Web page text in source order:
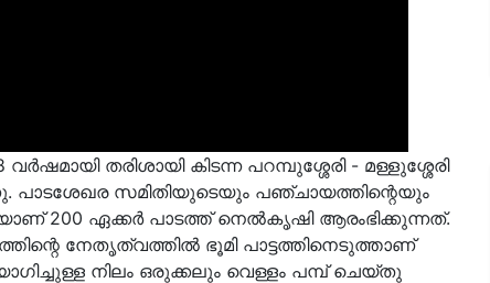
തരിശായി കിടന്ന പറമ്പുശ്ശേരി - മള്ളുശ്ശേരി
പാടശേഖര സമിതിയുടെയും പഞ്ചായത്തിന്റെയും
200 ഏക്കർ പാടത്ത് നെൽകൃഷി ആരംഭിക്കുന്നത്.
നേതൃത്വത്തിൽ ഭൂമി പാട്ടത്തിനെടുത്താണ്
നിലം ഒരുക്കലും വെള്ളം പമ്പ് ചെയ്തു